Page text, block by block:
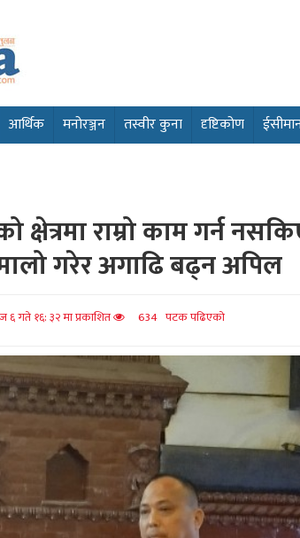
आर्थिक मनोरञ्जन तस्वीर कुना दृष्टिकोण
क्षेत्रमा राम्रो काम गर्न
गरेर अगाढि बढ्न अपिल
गते १६: ३२ मा प्रकाशित 634 पटक पढिएको